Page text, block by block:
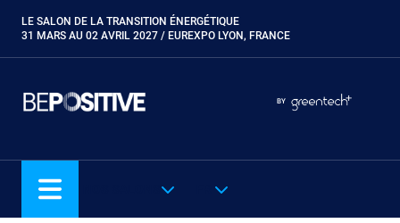
contenu
Paragraphes
LE SALON DE LA TRANSITION ÉNERGÉTIQUE
31 MARS AU 02 AVRIL 2027 / EUREXPO LYON, FRANCE
Paragraphes Paragraphes
BY